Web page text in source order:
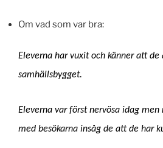
Om vad som var bra:
Eleverna har vuxit och känner att
samhällsbygget.
Eleverna var först nervösa idag
med besökarna insåg de att de har